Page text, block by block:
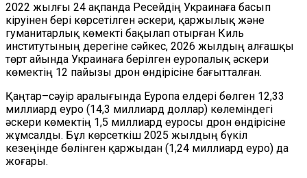
2022 жылғы 24 ақпанда Ресейдің Украинаға басып
кіруінен бері көрсетілген әскери, қаржылық және
гуманитарлық көмекті бақылап отырған Киль
институтының дерегіне сәйкес, 2026 жылдың алғашқы
төрт айында Украинаға берілген еуропалық әскери
көмектің 12 пайызы дрон өндірісіне бағытталған.
Қаңтар–сәуір аралығында Еуропа елдері бөлген 12,33
миллиард еуро (14,3 миллиард доллар) көлеміндегі
әскери көмектің 1,5 миллиард еуросы дрон өндірісіне
жұмсалды. Бұл көрсеткіш 2025 жылдың бүкіл
кезеңінде бөлінген қаржыдан (1,24 миллиард еуро) да
жоғары.